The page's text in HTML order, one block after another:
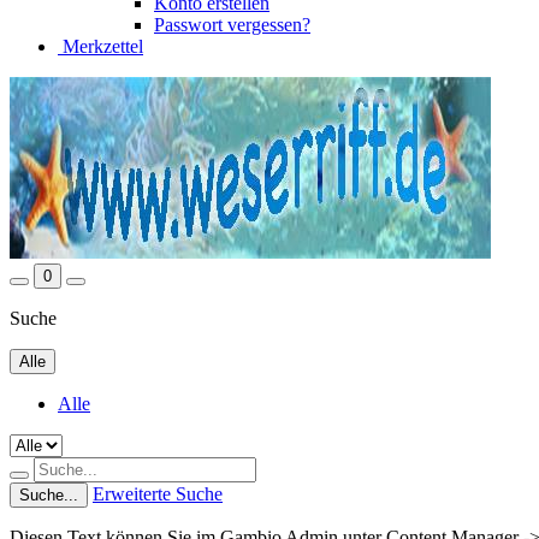
Passwort vergessen?
Merkzettel
0
Suche
Alle
Alle
Suche... Erweiterte Suche